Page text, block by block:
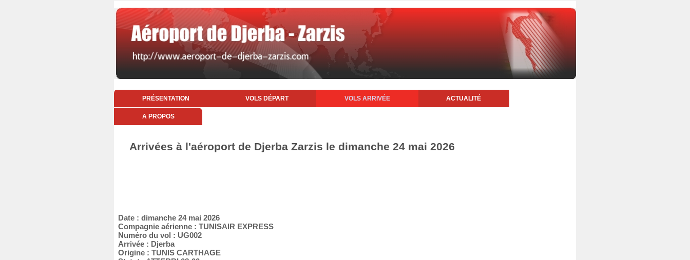
PRÉSENTATION VOLS DÉPART VOLS ARRIVÉE ACTUALITÉ
A PROPOS
Arrivées à l'aéroport de Djerba Zarzis le dimanche 24 mai 2026
Date : dimanche 24 mai 2026
Compagnie aérienne : TUNISAIR EXPRESS
Numéro du vol : UG002
Arrivée : Djerba
Origine : TUNIS CARTHAGE